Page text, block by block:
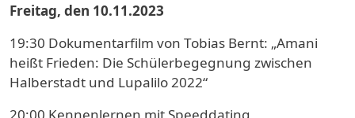
Freitag, den 10.11.2023
19:30 Dokumentarfilm von Tobias Bernt: „Amani
heißt Frieden: Die Schülerbegegnung zwischen
Halberstadt und Lupalilo 2022“
20:00 Kennenlernen mit Speeddating